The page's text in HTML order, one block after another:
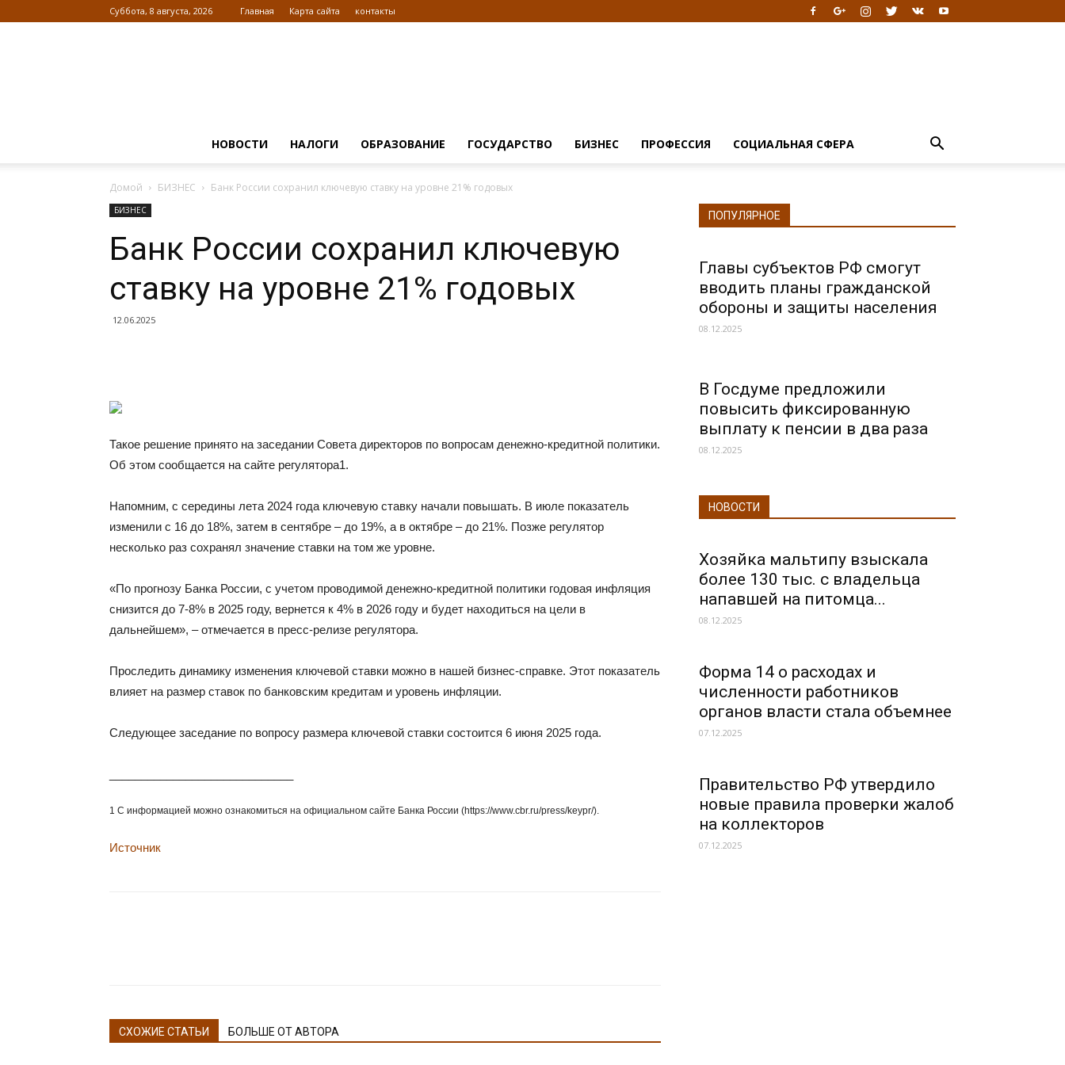
Суббота, 8 августа, 2026 Главная Карта сайта контакты
НОВОСТИ НАЛОГИ ОБРАЗОВАНИЕ ГОСУДАРСТВО БИЗНЕС ПРОФЕССИЯ СОЦИАЛЬНАЯ СФЕРА
Домой БИЗНЕС Банк России сохранил ключевую ставку на уровне 21% годовых
БИЗНЕС
Банк России сохранил ключевую
ставку на уровне 21% годовых
12.06.2025
Такое решение принято на заседании Совета директоров по вопросам денежно-кредитной политики.
Об этом сообщается на сайте регулятора1.
Напомним, с середины лета 2024 года ключевую ставку начали повышать. В июле показатель
изменили с 16 до 18%, затем в сентябре – до 19%, а в октябре – до 21%. Позже регулятор
несколько раз сохранял значение ставки на том же уровне.
«По прогнозу Банка России, с учетом проводимой денежно-кредитной политики годовая инфляция
снизится до 7-8% в 2025 году, вернется к 4% в 2026 году и будет находиться на цели в
дальнейшем», – отмечается в пресс-релизе регулятора.
Проследить динамику изменения ключевой ставки можно в нашей бизнес-справке. Этот показатель
влияет на размер ставок по банковским кредитам и уровень инфляции.
Следующее заседание по вопросу размера ключевой ставки состоится 6 июня 2025 года.
1 С информацией можно ознакомиться на официальном сайте Банка России (https://www.cbr.ru/press/keypr/).
Источник
СХОЖИЕ СТАТЬИ БОЛЬШЕ ОТ АВТОРА
ПОПУЛЯРНОЕ
Главы субъектов РФ смогут
вводить планы гражданской
обороны и защиты населения
08.12.2025
В Госдуме предложили
повысить фиксированную
выплату к пенсии в два раза
08.12.2025
НОВОСТИ
Хозяйка мальтипу взыскала
более 130 тыс. с владельца
напавшей на питомца...
08.12.2025
Форма 14 о расходах и
численности работников
органов власти стала объемнее
07.12.2025
Правительство РФ утвердило
новые правила проверки жалоб
на коллекторов
07.12.2025